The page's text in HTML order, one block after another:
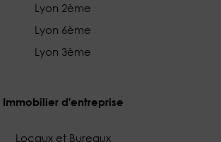
Lyon 2ème
Lyon 6ème
Lyon 3ème
Immobilier d'entreprise
Locaux et Bureaux